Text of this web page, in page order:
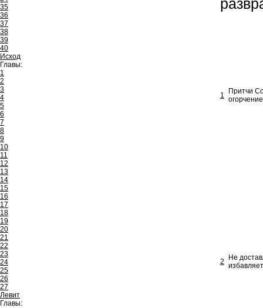
35
36
37
38
39
40
Исход
Главы:
1
2
3
4
5
6
7
8
9
10
11
12
13
14
15
16
17
18
19
20
21
22
23
24
25
26
27
Левит
Главы:
1
Притчи
2
Не